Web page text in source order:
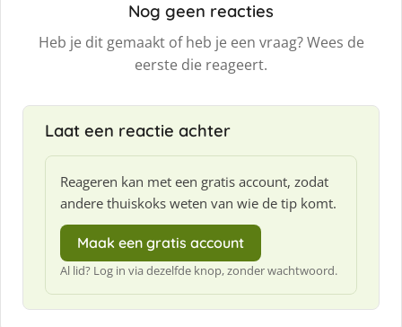
Nog geen reacties
Heb je dit gemaakt of heb je een vraag? Wees de
eerste die reageert.
Laat een reactie achter
Reageren kan met een gratis account, zodat
andere thuiskoks weten van wie de tip komt.
Maak een gratis account
Al lid? Log in via dezelfde knop, zonder wachtwoord.